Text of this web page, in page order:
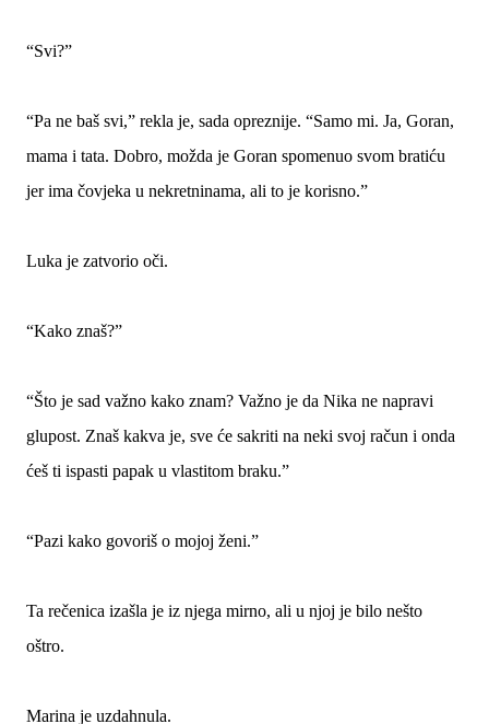
“Svi?”
“Pa ne baš svi,” rekla je, sada opreznije. “Samo mi. Ja, Goran,
mama i tata. Dobro, možda je Goran spomenuo svom bratiću
jer ima čovjeka u nekretninama, ali to je korisno.”
Luka je zatvorio oči.
“Kako znaš?”
“Što je sad važno kako znam? Važno je da Nika ne napravi
glupost. Znaš kakva je, sve će sakriti na neki svoj račun i onda
ćeš ti ispasti papak u vlastitom braku.”
“Pazi kako govoriš o mojoj ženi.”
Ta rečenica izašla je iz njega mirno, ali u njoj je bilo nešto
oštro.
Marina je uzdahnula.